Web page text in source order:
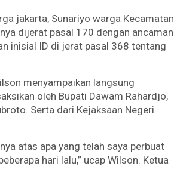
jakarta, Sunariyo warga Kecamatan
dijerat pasal 170 dengan ancaman
inisial ID di jerat pasal 368 tentang
menyampaikan langsung
oleh Bupati Dawam Rahardjo,
Serta dari Kejaksaan Negeri
atas apa yang telah saya perbuat
hari lalu,” ucap Wilson. Ketua